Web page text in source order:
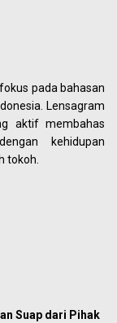
pada bahasan
Lensagram
aktif membahas
kehidupan
tokoh.
Suap dari Pihak